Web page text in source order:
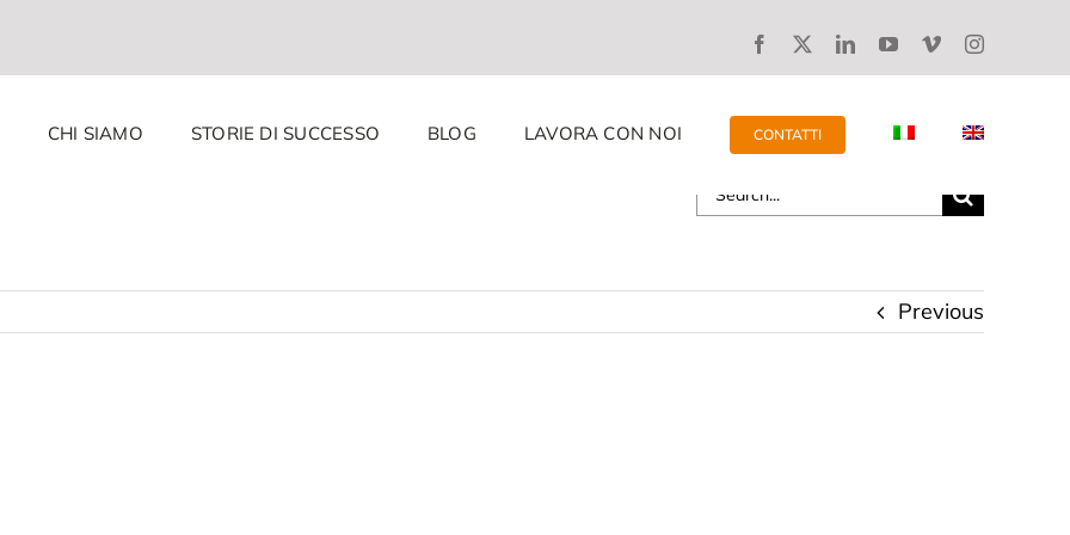
CHI SIAMO STORIE DI SUCCESSO BLOG LAVORA CON NOI CONTATTI
Search
for:
Previous